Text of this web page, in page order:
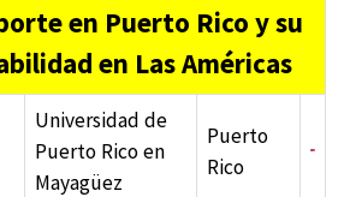
en Puerto Rico y su
en Las Américas
Universidad de
Puerto Rico en
Mayagüez
Puerto
Rico